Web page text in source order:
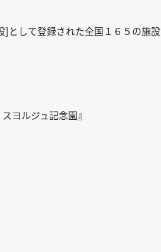
] として登録された全国１６５の施設
ヨルジュ記念園』